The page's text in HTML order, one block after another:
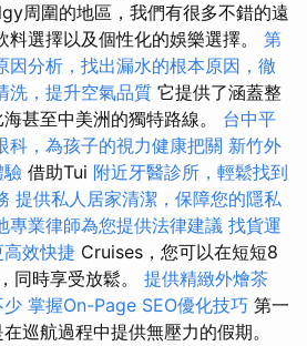
周圍的地區，我們有很多不錯的遠
料選擇以及個性化的娛樂選擇。 第
因分析，找出漏水的根本原因，徹
洗，提升空氣品質 它提供了涵蓋整
甚至中美洲的獨特路線。 台中平
科，為孩子的視力健康把關 新竹外
驗 借助Tui 附近牙醫診所，輕鬆找到
提供私人居家清潔，保障您的隱私
專業律師為您提供法律建議 找貨運
效快捷 Cruises，您可以在短短8
同時享受放鬆。 提供精緻外燴茶
少 掌握On-Page SEO優化技巧 第一
巡航過程中提供無壓力的假期。